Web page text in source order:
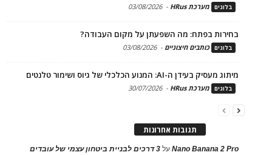
בלוגים מערכת HRus -
03/08/2026
בחירות בפתח: מה השפעתן על מקום העבודה?
בלוגים כותבים חיצוניים -
03/08/2026
מיתוג מעסיק בעידן ה-AI: המנוע הכלכלי של גיוס ושימור טלנטים
בלוגים מערכת HRus -
30/07/2026
תגובות אחרונות
Nano Banana 2 Proעל 3 דרכים לבניית ביטחון עצמי של עובדים